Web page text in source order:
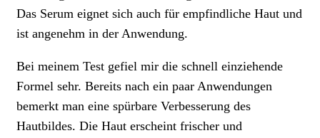
Das Serum eignet sich auch für empfindliche Haut und
ist angenehm in der Anwendung.
Bei meinem Test gefiel mir die schnell einziehende
Formel sehr. Bereits nach ein paar Anwendungen
bemerkt man eine spürbare Verbesserung des
Hautbildes. Die Haut erscheint frischer und